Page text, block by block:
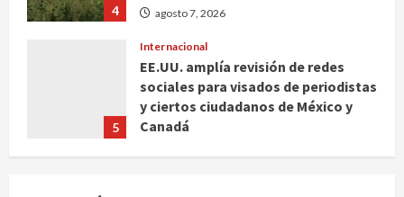
4 agosto 7, 2026
5
Internacional
EE.UU. amplía revisión de redes
sociales para visados de periodistas
y ciertos ciudadanos de México y
Canadá